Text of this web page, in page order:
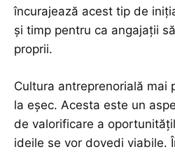
încurajează acest tip de
și timp pentru ca angajații
proprii.
Cultura antreprenorială mai
la eșec. Acesta este un
de valorificare a
ideile se vor dovedi viabile.